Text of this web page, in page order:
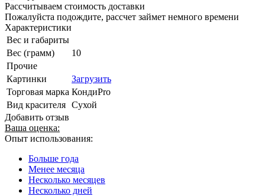
Рассчитываем стоимость доставки
Пожалуйста подождите, рассчет займет немного времени
Характеристики
Вес и габариты
Вес (грамм)
10
Прочие
Картинки
Загрузить
Торговая марка КондиPro
Вид красителя Сухой
Добавить отзыв
Ваша оценка:
Опыт использования:
Больше года
Менее месяца
Несколько месяцев
Несколько дней